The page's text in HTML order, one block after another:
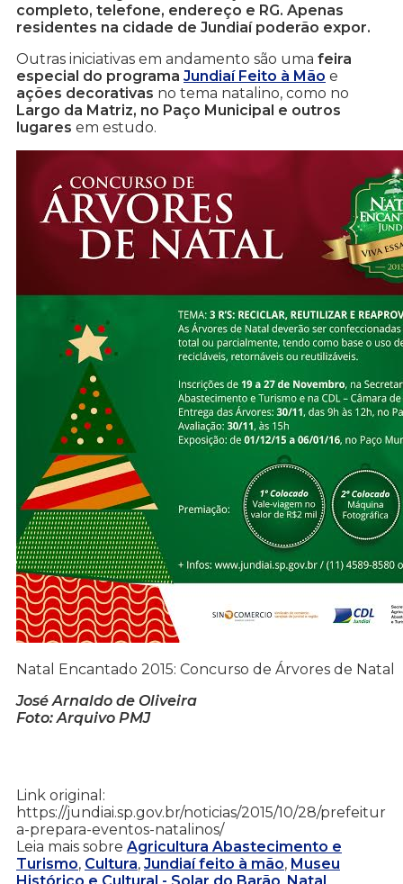
completo, telefone, endereço e RG. Apenas
residentes na cidade de Jundiaí poderão expor.
Outras iniciativas em andamento são uma feira
especial do programa Jundiaí Feito à Mão e
ações decorativas no tema natalino, como no
Largo da Matriz, no Paço Municipal e outros
lugares em estudo.
Natal Encantado 2015: Concurso de Árvores de Natal
José Arnaldo de Oliveira
Foto: Arquivo PMJ
Link original:
https://jundiai.sp.gov.br/noticias/2015/10/28/prefeitur
a-prepara-eventos-natalinos/
Leia mais sobre Agricultura Abastecimento e
Turismo, Cultura, Jundiaí feito à mão, Museu